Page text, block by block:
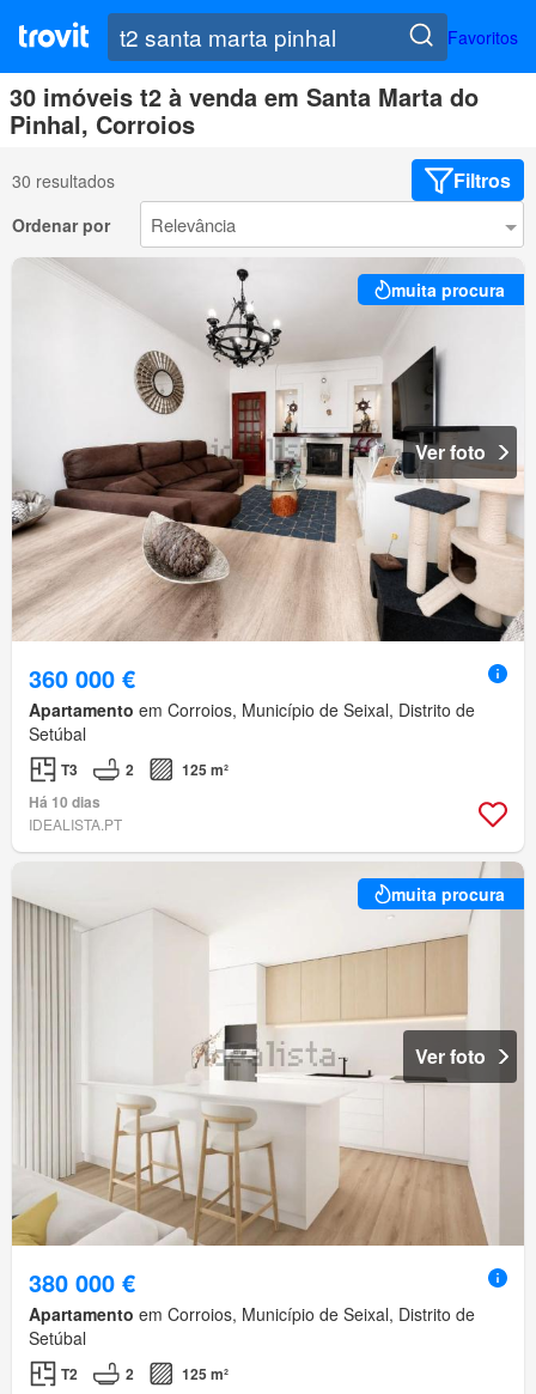
Favoritos
30 imóveis t2 à venda em Santa Marta do
Pinhal, Corroios
30 resultados Filtros
Ordenar por
muita procura
Ver foto
360 000 €
Apartamento em Corroios, Município de Seixal, Distrito de
Setúbal
T3 2
125 m²
Há 10 dias
IDEALISTA.PT
muita procura
Ver foto
380 000 €
Apartamento em Corroios, Município de Seixal, Distrito de
Setúbal
T2 2
125 m²